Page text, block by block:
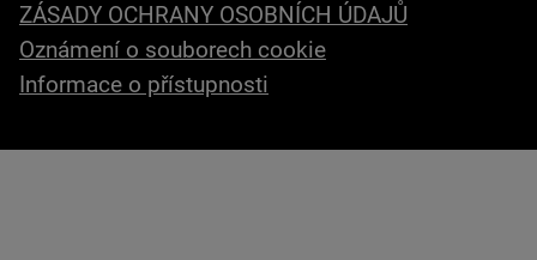
ZÁSADY OCHRANY OSOBNÍCH ÚDAJŮ
Oznámení o souborech cookie
Informace o přístupnosti